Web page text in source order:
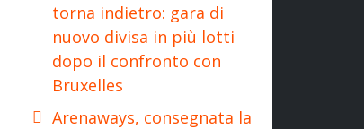
torna indietro: gara di
nuovo divisa in più lotti
dopo il confronto con
Bruxelles
Arenaways, consegnata la